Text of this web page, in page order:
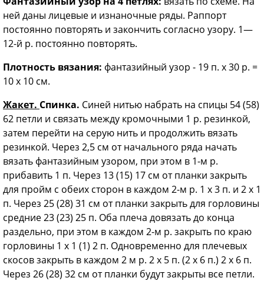
ней даны лицевые и из­наночные ряды. Раппорт
постоянно повторять и закончить согласно узору. 1—
12-й р. постоянно повторять.
Плотность вязания: фантазийный узор - 19 п. х 30 р. =
10 х 10 см.
Жакет. Спинка. Синей нитью набрать на спицы 54 (58)
62 петли и связать между кромочными 1 р. резинкой,
затем перейти на серую нить и продолжить вязать
резинкой. Через 2,5 см от начального ряда начать
вязать фантазийным узором, при этом в 1-м р.
прибавить 1 п. Через 13 (15) 17 см от планки закрыть
для пройм с обеих сторон в каждом 2-м р. 1 х 3 п. и 2 х 1
п. Через 25 (28) 31 см от план­ки закрыть для горловины
средние 23 (23) 25 п. Оба плеча довязать до конца
раздельно, при этом в каждом 2-м р. закрыть по краю
горловины 1 х 1 (1) 2 п. Одновременно для плечевых
ско­сов закрыть в каждом 2 м р. 2 х 5 п. (2 х 6 п.) 2 х 6 п.
Через 26 (28) 32 см от планки будут закрыты все петли.